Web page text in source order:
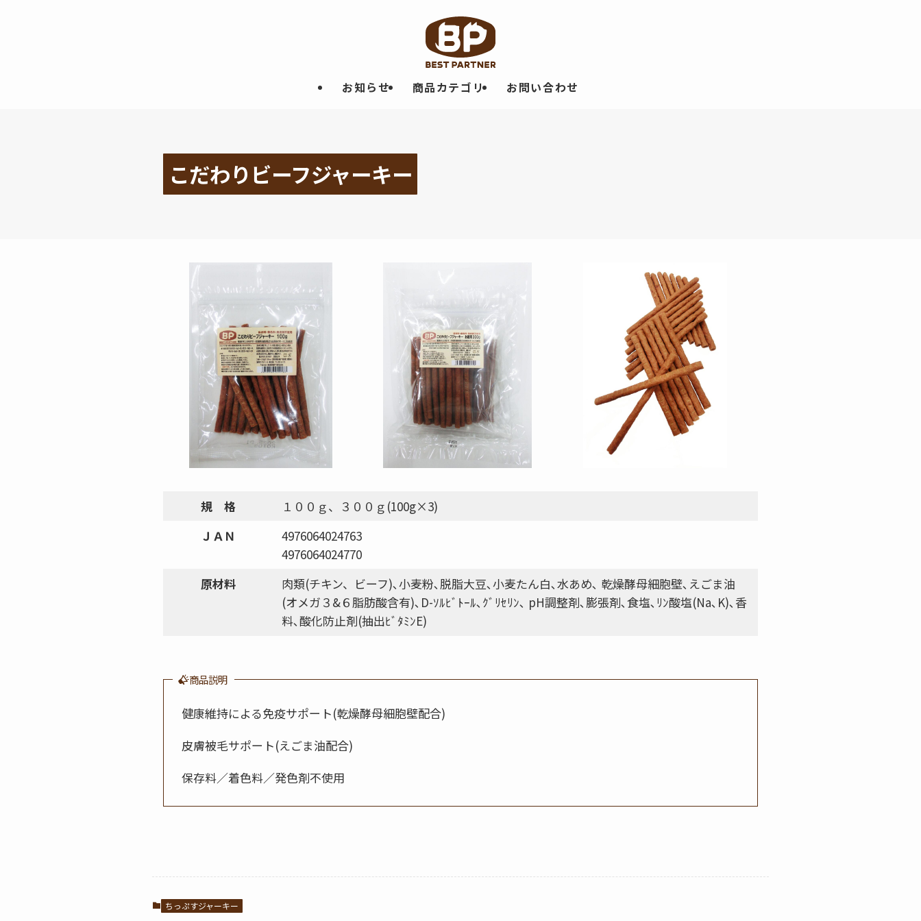
お知らせ 商品カテゴリ お問い合わせ
こだわりビーフジャーキー
規 格
１００ｇ、３００ｇ(100g×3)
ＪＡＮ
4976064024763
4976064024770
原材料
肉類(チキン、ビーフ)､小麦粉､脱脂大豆､小麦たん白､水あめ､ 乾燥酵母細胞壁､えごま油
(オメガ３&６脂肪酸含有)､D-ｿﾙﾋﾞﾄｰﾙ､ｸﾞﾘｾﾘﾝ､ pH調整剤､膨張剤､食塩､ﾘﾝ酸塩(Na､K)､香
料､酸化防止剤(抽出ﾋﾞﾀﾐﾝE)
商品説明
健康維持による免疫サポート(乾燥酵母細胞壁配合)
皮膚被毛サポート(えごま油配合)
保存料／着色料／発色剤不使用
ちっぷすジャーキー